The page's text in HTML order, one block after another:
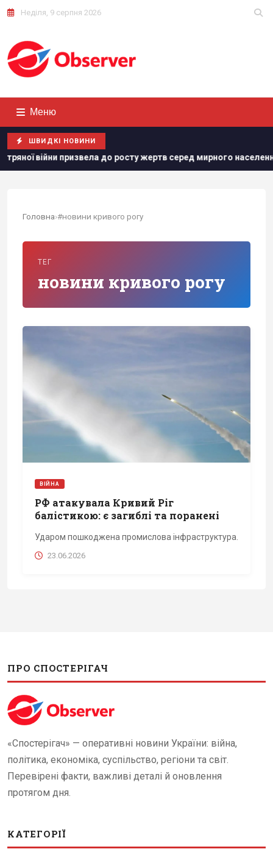
Неділя, 9 серпня 2026
Меню
ШВИДКІ НОВИНИ
призвела до росту жертв серед мирного населення
Головна›#новини кривого рогу
ТЕГ
новини кривого рогу
ВІЙНА
РФ атакувала Кривий Ріг
балістикою: є загиблі та поранені
Ударом пошкоджена промислова інфраструктура.
23.06.2026
ПРО СПОСТЕРІГАЧ
«Спостерігач» — оперативні новини України: війна,
політика, економіка, суспільство, регіони та світ.
Перевірені факти, важливі деталі й оновлення
протягом дня.
КАТЕГОРІЇ